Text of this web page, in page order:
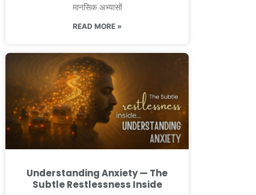
मानसिक अभ्यासों
READ MORE »
Understanding Anxiety — The
Subtle Restlessness Inside